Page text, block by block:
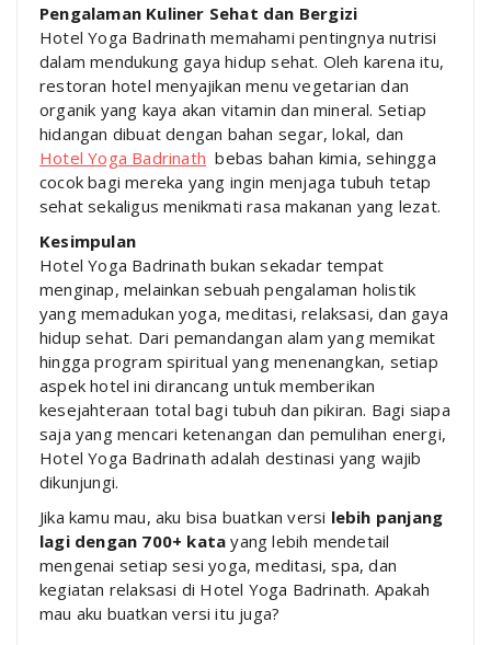
Pengalaman Kuliner Sehat dan Bergizi
Hotel Yoga Badrinath memahami pentingnya nutrisi
dalam mendukung gaya hidup sehat. Oleh karena itu,
restoran hotel menyajikan menu vegetarian dan
organik yang kaya akan vitamin dan mineral. Setiap
hidangan dibuat dengan bahan segar, lokal, dan
Hotel Yoga Badrinath bebas bahan kimia, sehingga
cocok bagi mereka yang ingin menjaga tubuh tetap
sehat sekaligus menikmati rasa makanan yang lezat.
Kesimpulan
Hotel Yoga Badrinath bukan sekadar tempat
menginap, melainkan sebuah pengalaman holistik
yang memadukan yoga, meditasi, relaksasi, dan gaya
hidup sehat. Dari pemandangan alam yang memikat
hingga program spiritual yang menenangkan, setiap
aspek hotel ini dirancang untuk memberikan
kesejahteraan total bagi tubuh dan pikiran. Bagi siapa
saja yang mencari ketenangan dan pemulihan energi,
Hotel Yoga Badrinath adalah destinasi yang wajib
dikunjungi.
Jika kamu mau, aku bisa buatkan versi lebih panjang
lagi dengan 700+ kata yang lebih mendetail
mengenai setiap sesi yoga, meditasi, spa, dan
kegiatan relaksasi di Hotel Yoga Badrinath. Apakah
mau aku buatkan versi itu juga?